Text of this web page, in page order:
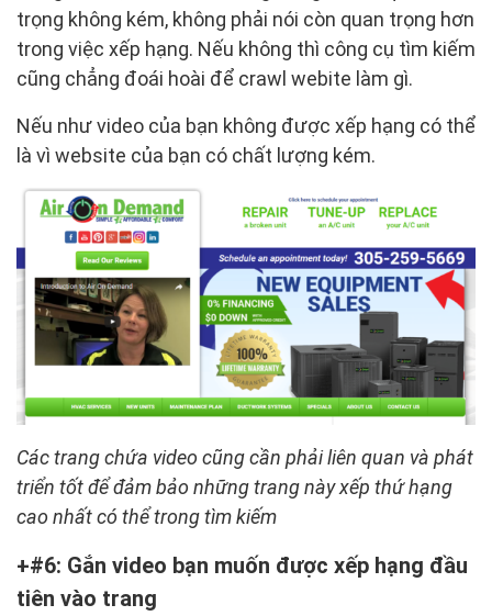
trọng không kém, không phải nói còn quan trọng hơn
trong việc xếp hạng. Nếu không thì công cụ tìm kiếm
cũng chẳng đoái hoài để crawl webite làm gì.
Nếu như video của bạn không được xếp hạng có thể
là vì website của bạn có chất lượng kém.
Các trang chứa video cũng cần phải liên quan và phát
triển tốt để đảm bảo những trang này xếp thứ hạng
cao nhất có thể trong tìm kiếm
#6: Gắn video bạn muốn được xếp hạng đầu
tiên vào trang